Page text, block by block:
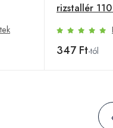
rizstallér
347 Ft-tól